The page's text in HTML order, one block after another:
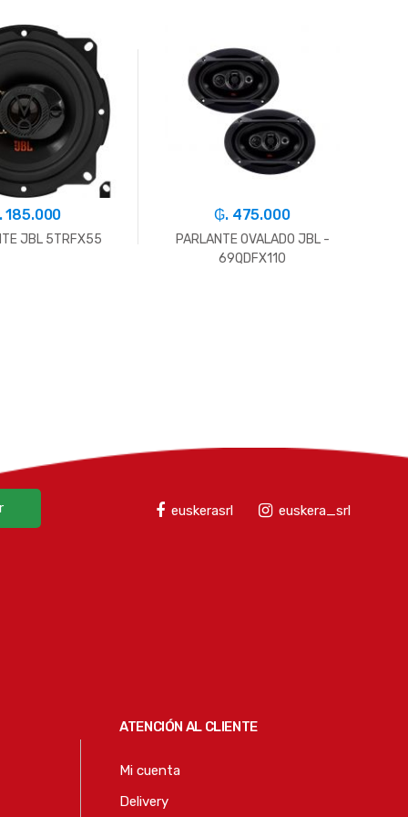
185.000
JBL 5TRFX55
₲. 475.000
PARLANTE OVALADO JBL -
69QDFX110
euskerasrl euskera_srl
ATENCIÓN AL CLIENTE
Mi cuenta
Delivery